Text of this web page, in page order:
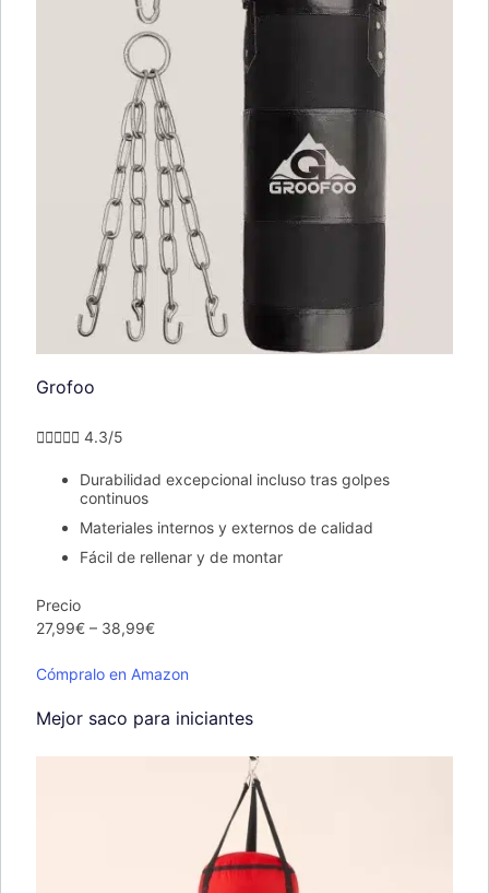
Grofoo
 4.3/5
Durabilidad excepcional incluso tras golpes
continuos
Materiales internos y externos de calidad
Fácil de rellenar y de montar
Precio
27,99€ – 38,99€
Cómpralo en Amazon
Mejor saco para iniciantes